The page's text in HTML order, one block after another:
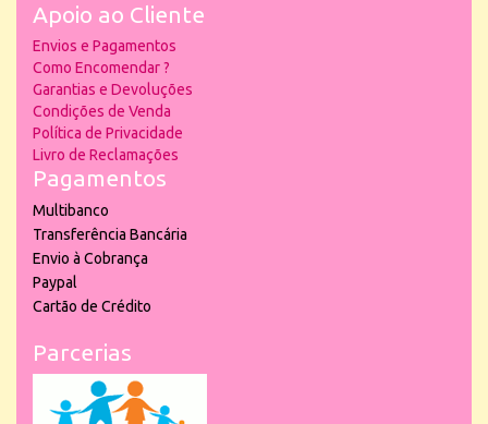
Apoio ao Cliente
Envios e Pagamentos
Como Encomendar ?
Garantias e Devoluções
Condições de Venda
Política de Privacidade
Livro de Reclamações
Pagamentos
Multibanco
Transferência Bancária
Envio à Cobrança
Paypal
Cartão de Crédito
Parcerias